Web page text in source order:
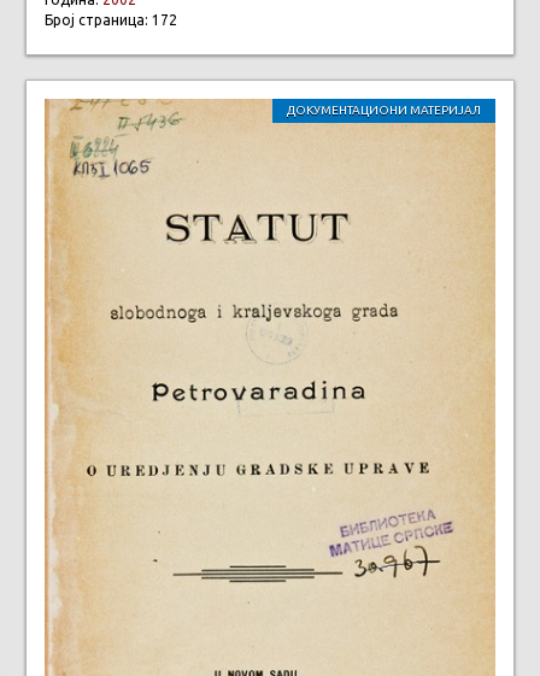
Број страница: 172
ДОКУМЕНТАЦИОНИ МАТЕРИЈАЛ